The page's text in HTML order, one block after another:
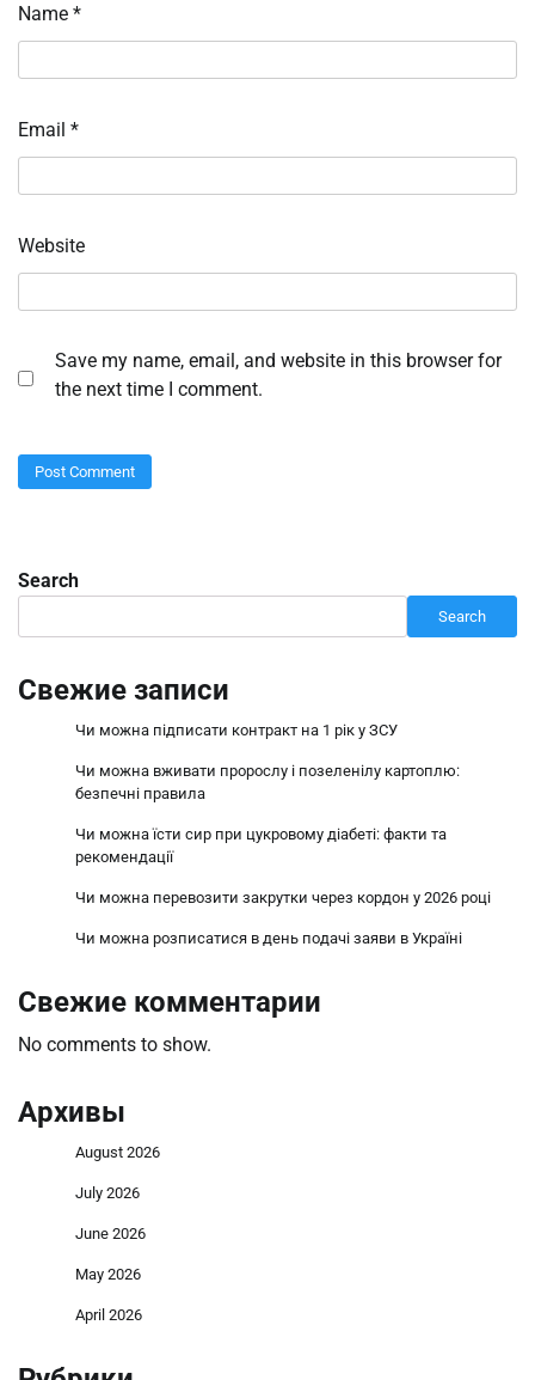
Name *
Email *
Website
Save my name, email, and website in this browser for
the next time I comment.
Search
Search
Свежие записи
Чи можна підписати контракт на 1 рік у ЗСУ
Чи можна вживати пророслу і позеленілу картоплю:
безпечні правила
Чи можна їсти сир при цукровому діабеті: факти та
рекомендації
Чи можна перевозити закрутки через кордон у 2026 році
Чи можна розписатися в день подачі заяви в Україні
Свежие комментарии
No comments to show.
Архивы
August 2026
July 2026
June 2026
May 2026
April 2026